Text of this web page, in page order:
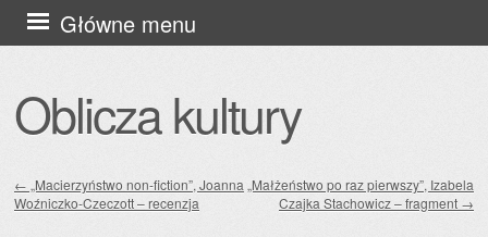
Oblicza kultury
Główne menu
Przejdź
do
Zobacz wpisy
← „Macierzyństwo non-fiction”, Joanna
Woźniczko-Czeczott – recenzja
„Małżeństwo po raz pierwszy”, Izabela
Czajka Stachowicz – fragment →